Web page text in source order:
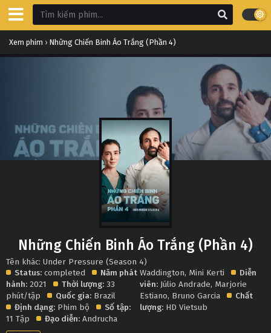
Xem phim › Những Chiến Binh Áo Trắng (Phần 4)
Những Chiến Binh Áo Trắng (Phần 4)
Tên khác: Under Pressure (Season 4)
Status: completed
Năm phát
hành: 2021 Thời lượng: 33
phút/tập
Quốc gia: Brazil
Định dạng: Phim bộ
Số tập:
11 Tập
Đạo diễn: Andrucha
Waddington, Mini Kerti
Diễn
viên: Júlio Andrade, Marjorie
Estiano, Bruno Garcia
Chất
lượng: HD Vietsub